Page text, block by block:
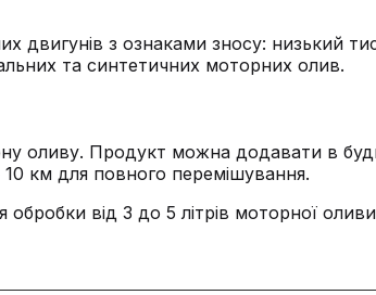
двигунів з ознаками зносу: низький
та синтетичних моторних олив.
оливу. Продукт можна додавати в
10 км для повного перемішування.
від 3 до 5 літрів моторної